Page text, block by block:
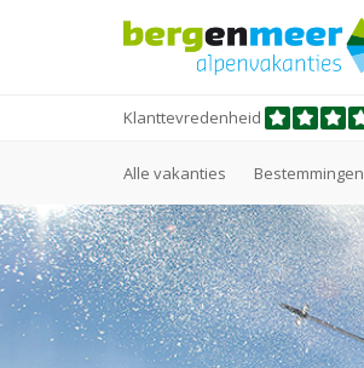
Klanttevredenheid
Alle vakanties Bestemmingen